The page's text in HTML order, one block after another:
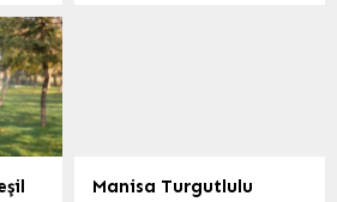
kalkınma modelini daha
Manisa Turgutlulu